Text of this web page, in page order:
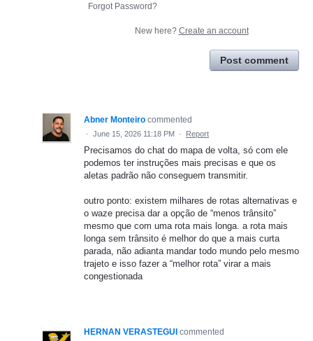
Forgot Password?
New here? Create an account
Post comment
Abner Monteiro commented
· June 15, 2026 11:18 PM · Report
Precisamos do chat do mapa de volta, só com ele
podemos ter instruções mais precisas e que os
aletas padrão não conseguem transmitir.
outro ponto: existem milhares de rotas alternativas e
o waze precisa dar a opção de “menos trânsito”
mesmo que com uma rota mais longa. a rota mais
longa sem trânsito é melhor do que a mais curta
parada, não adianta mandar todo mundo pelo mesmo
trajeto e isso fazer a “melhor rota” virar a mais
congestionada
HERNAN VERASTEGUI commented